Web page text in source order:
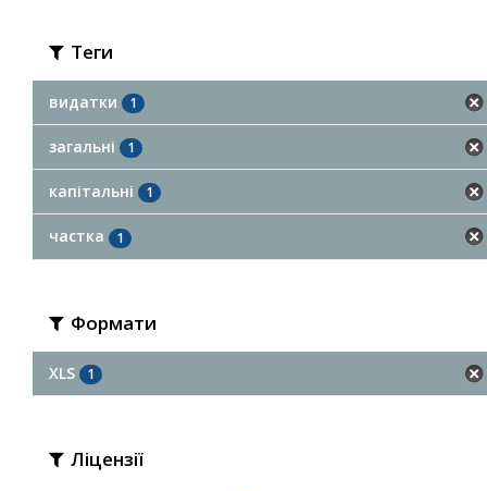
Теги
видатки 1
загальні 1
капітальні 1
частка 1
Формати
XLS 1
Ліцензії